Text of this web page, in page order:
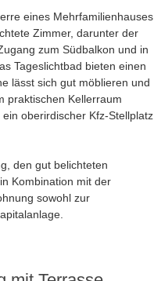
eines Mehrfamilienhauses
Zimmer, darunter der
zum Südbalkon und in
Tageslichtbad bieten einen
lässt sich gut möblieren und
praktischen Kellerraum
oberirdischer Kfz-Stellplatz
den gut belichteten
Kombination mit der
sowohl zur